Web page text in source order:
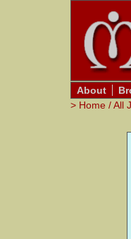
About
> Home /All